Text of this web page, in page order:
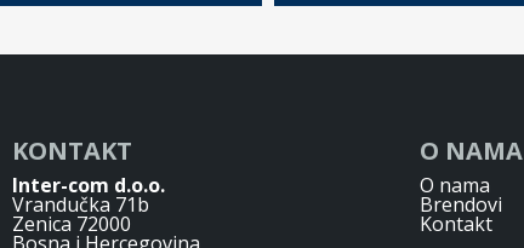
KONTAKT
Inter-com d.o.o.
Vrandučka 71b
Zenica 72000
Bosna i Hercegovina
O NAMA
O nama
Brendovi
Kontakt